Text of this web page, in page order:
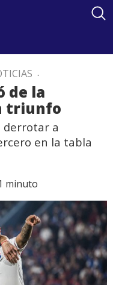
.
de la
triunfo
derrotar a
en la tabla
minuto